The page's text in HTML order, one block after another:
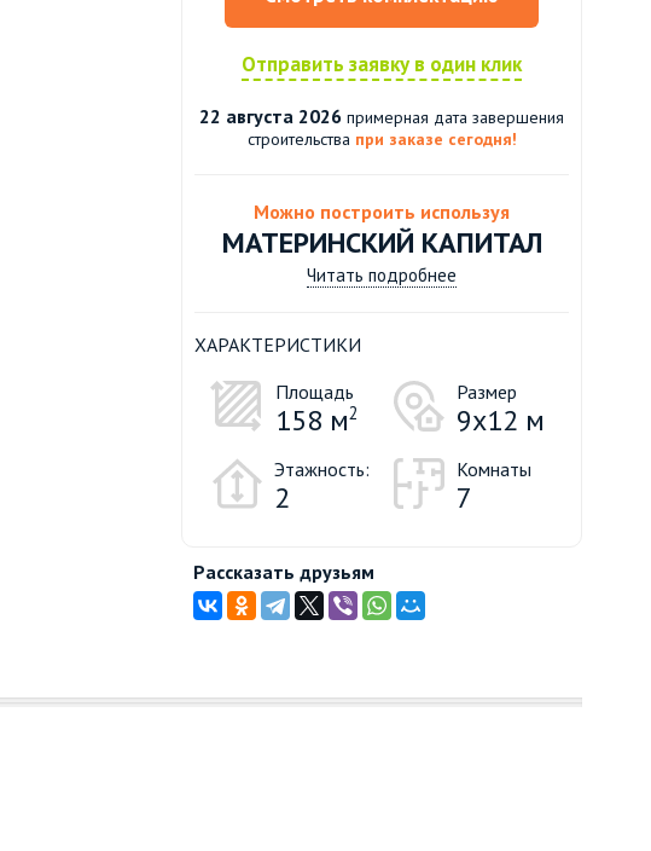
Отправить заявку в один клик
22 августа 2026 примерная дата завершения
строительства при заказе сегодня!
Можно построить используя
МАТЕРИНСКИЙ КАПИТАЛ
Читать подробнее
ХАРАКТЕРИСТИКИ
Площадь
158 м2
Размер
9х12 м
Этажность:
2
Комнаты
7
Рассказать друзьям